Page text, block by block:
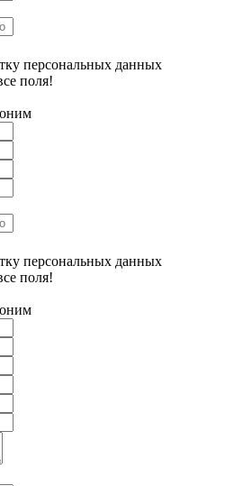
персональных данных
поля!
персональных данных
поля!